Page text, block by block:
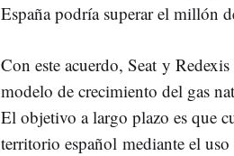
España podría superar el millón
Con este acuerdo, Seat y
modelo de crecimiento del gas
El objetivo a largo plazo es que
territorio español mediante el